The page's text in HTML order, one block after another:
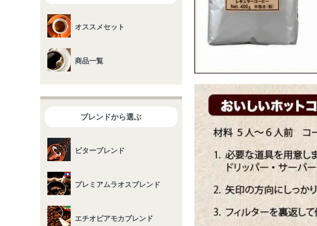
オススメセット
商品一覧
ブレンドから選ぶ
ビターブレンド
プレミアムラオスブレンド
エチオピアモカブレンド